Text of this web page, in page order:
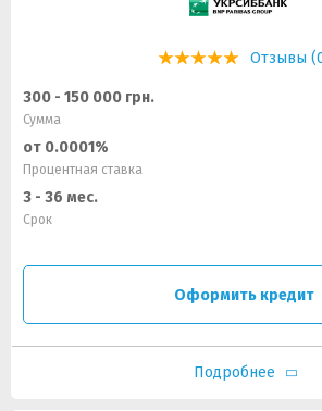
Отзывы
300 - 150 000 грн.
Сумма
от 0.0001%
Процентная ставка
3 - 36 мес.
Срок
Оформить кредит
Подробнее